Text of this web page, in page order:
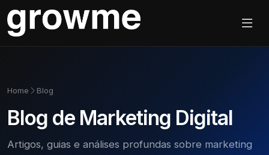
Home Blog
Blog de Marketing Digital
Artigos, guias e análises profundas sobre marketing